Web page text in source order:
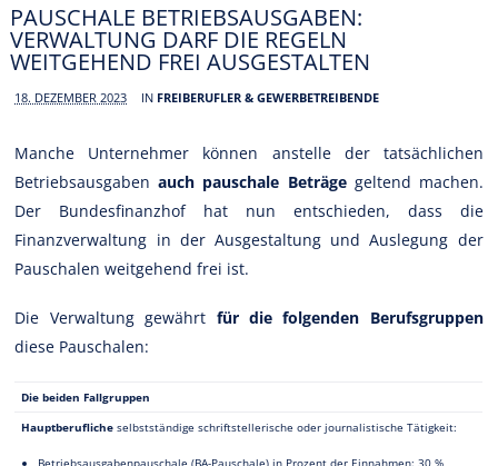
PAUSCHALE BETRIEBSAUSGABEN:
VERWALTUNG DARF DIE REGELN
WEITGEHEND FREI AUSGESTALTEN
18. DEZEMBER 2023 IN FREIBERUFLER & GEWERBETREIBENDE
Manche Unternehmer können anstelle der tatsächlichen
Betriebsausgabenauch pauschale Beträgegeltend machen.
Der Bundesfinanzhof hat nun entschieden, dass die
Finanzverwaltung in der Ausgestaltung und Auslegung der
Pauschalen weitgehend frei ist.
Die Verwaltung gewährt für die folgenden Berufsgruppen
diese Pauschalen:
Die beiden Fallgruppen
Hauptberufliche selbstständige schriftstellerische oder journalistische Tätigkeit:
Betriebsausgabenpauschale (BA-Pauschale) in Prozent der Einnahmen: 30 %